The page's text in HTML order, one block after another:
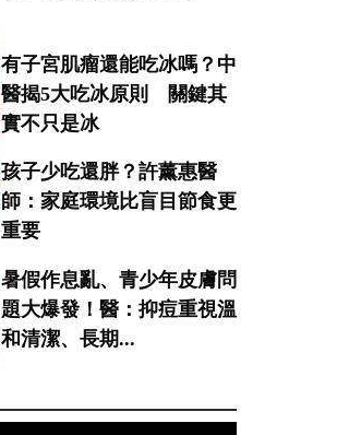
有子宮肌瘤還能吃冰嗎？中
醫揭5大吃冰原則 關鍵其
實不只是冰
孩子少吃還胖？許薰惠醫
師：家庭環境比盲目節食更
重要
暑假作息亂、青少年皮膚問
題大爆發！醫：抑痘重視溫
和清潔、長期...